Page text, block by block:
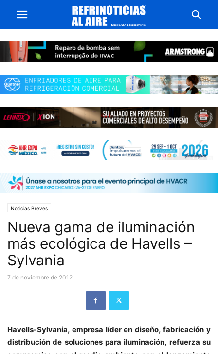
Noticias Breves
Nueva gama de iluminación
más ecológica de Havells –
Sylvania
7 de noviembre de 2012
Havells-Sylvania, empresa líder en diseño, fabricación y
distribución de soluciones para iluminación, refuerza su